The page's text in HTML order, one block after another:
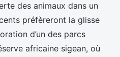
des animaux dans un
préfèreront la glisse
d’un des parcs
africaine sigean, où